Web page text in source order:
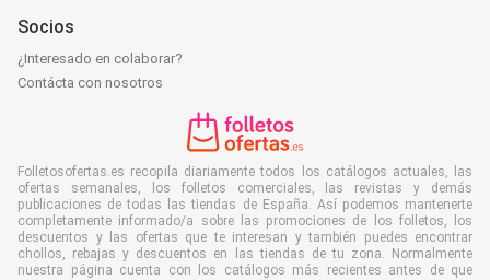
Socios
¿Interesado en colaborar?
Contácta con nosotros
Folletosofertas.es recopila diariamente todos los catálogos actuales, las
ofertas semanales, los folletos comerciales, las revistas y demás
publicaciones de todas las tiendas de España. Así podemos mantenerte
completamente informado/a sobre las promociones de los folletos, los
descuentos y las ofertas que te interesan y también puedes encontrar
chollos, rebajas y descuentos en las tiendas de tu zona. Normalmente
nuestra página cuenta con los catálogos más recientes antes de que